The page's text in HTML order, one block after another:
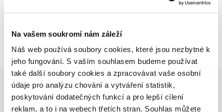
Na vašem soukromí nám záleží
Náš web používá soubory cookies, které jsou nezbytné k
jeho fungování. S vaším souhlasem budeme používat
také další soubory cookies a zpracovávat vaše osobní
údaje pro analýzu chování a vytváření statistik,
poskytování dodatečných funkcí a pro lepší cílení
reklam, a to i na webech třetích stran. Souhlas můžete
dermatovenerologie